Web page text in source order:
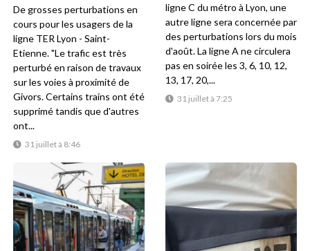
31 juillet à 8:46
De grosses perturbations en
cours pour les usagers de la
ligne TER Lyon - Saint-
Etienne. "Le trafic est très
perturbé en raison de travaux
sur les voies à proximité de
Givors. Certains trains ont été
supprimé tandis que d'autres
ont...
31 juillet à 7:25
ligne C du métro à Lyon, une
autre ligne sera concernée par
des perturbations lors du mois
d'août. La ligne A ne circulera
pas en soirée les 3, 6, 10, 12,
13, 17, 20,...